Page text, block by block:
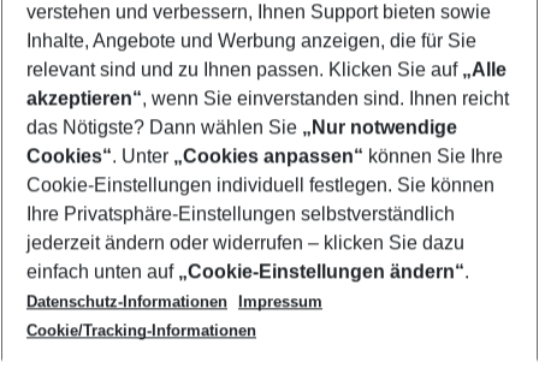
Footer
Footer navigation
Über uns
AGB
Cookie-Einstellungen ändern
Cookie-Richtlinie
Datenschutz
Service & Hilfe
Barrierefreies Reisen
Check-in
Folgen Sie uns
verstehen und verbessern, Ihnen Support bieten sowie
Inhalte, Angebote und Werbung anzeigen, die für Sie
relevant sind und zu Ihnen passen. Klicken Sie auf „Alle
akzeptieren“, wenn Sie einverstanden sind. Ihnen reicht
das Nötigste? Dann wählen Sie „Nur notwendige
Cookies“. Unter „Cookies anpassen“ können Sie Ihre
Cookie-Einstellungen individuell festlegen. Sie können
Ihre Privatsphäre-Einstellungen selbstverständlich
jederzeit ändern oder widerrufen – klicken Sie dazu
einfach unten auf „Cookie-Einstellungen ändern“.
Datenschutz-Informationen
Impressum
Cookie/Tracking-Informationen